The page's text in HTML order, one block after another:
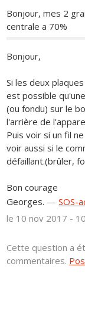
Bonjour, mes 2
centrale a 70%
Bonjour,
Si les deux
est possible
(ou fondu) sur le
l'arrière de
Puis voir si un fil
voir aussi si le
défaillant.(brûler,
Bon courage
Georges. —SOS-
le 10 nov 2017 -
Cette question a
commentaires.